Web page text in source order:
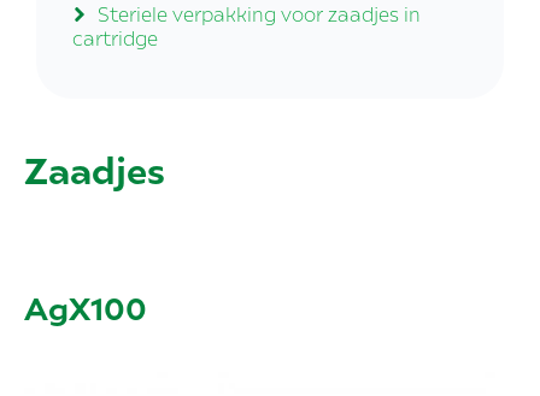
Steriele verpakking voor zaadjes in
cartridge
Zaadjes
AgX100